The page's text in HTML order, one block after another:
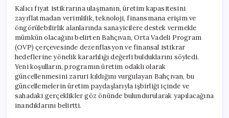
Kalıcı fiyat istikrarına ulaşmanın, üretim kapasitesini
zayıflatmadan verimlilik, teknoloji, finansmana erişim ve
öngörülebilirlik alanlarında sanayicilere destek vermekle
mümkün olacağını belirten Bahçıvan, Orta Vadeli Program
(OVP) çerçevesinde dezenflasyon ve finansal istikrar
hedeflerine yönelik kararlılığı değerli bulduklarını söyledi.
Yeni koşulların, programın üretim odaklı olarak
güncellenmesini zaruri kıldığını vurgulayan Bahçıvan, bu
güncellemelerin üretim paydaşlarıyla işbirliği içinde ve
sahadaki gerçeklikler göz önünde bulundurularak yapılacağına
inandıklarını belirtti.